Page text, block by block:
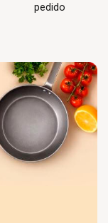
pedido